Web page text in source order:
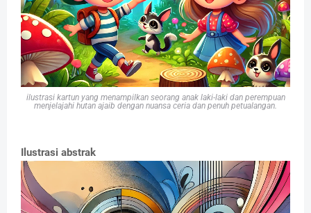
ilustrasi kartun yang menampilkan seorang anak laki-laki dan perempuan
menjelajahi hutan ajaib dengan nuansa ceria dan penuh petualangan.
Ilustrasi abstrak